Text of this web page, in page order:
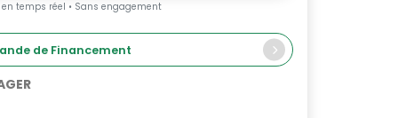
temps réel • Sans engagement
de Financement